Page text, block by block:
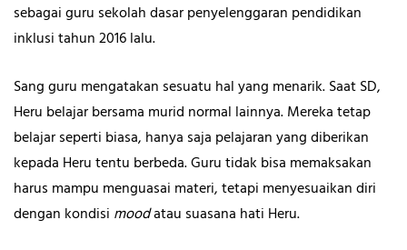
sebagai guru sekolah dasar penyelenggaran pendidikan
inklusi tahun 2016 lalu.
Sang guru mengatakan sesuatu hal yang menarik. Saat SD,
Heru belajar bersama murid normal lainnya. Mereka tetap
belajar seperti biasa, hanya saja pelajaran yang diberikan
kepada Heru tentu berbeda. Guru tidak bisa memaksakan
harus mampu menguasai materi, tetapi menyesuaikan diri
dengan kondisi moodatau suasana hati Heru.